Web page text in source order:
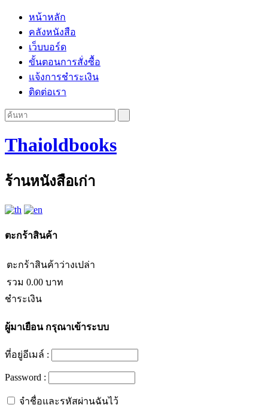
หน้าหลัก
คลังหนังสือ
เว็บบอร์ด
ขั้นตอนการสั่งซื้อ
แจ้งการชำระเงิน
ติดต่อเรา
Thaioldbooks
ร้านหนังสือเก่า
ตะกร้าสินค้า
ตะกร้าสินค้าว่างเปล่า
รวม 0.00 บาท
ชำระเงิน
ผู้มาเยือนกรุณาเข้าระบบ
ที่อยู่อีเมล์ :
Password :
จำชื่อและรหัสผ่านฉันไว้